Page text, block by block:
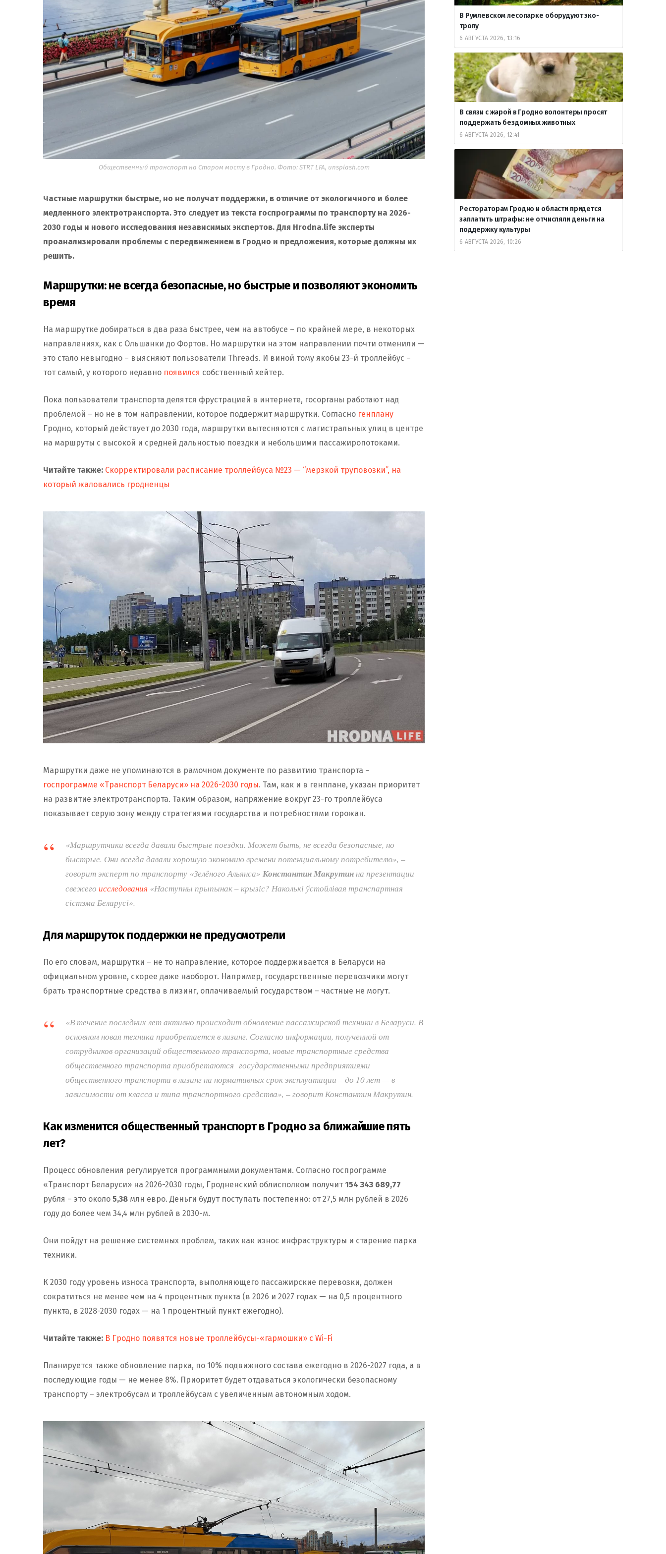
Общественный транспорт на Старом мосту в Гродно. Фото: STRT LFA, unsplash.com
Частные маршрутки быстрые, но не получат поддержки, в отличие от экологичного и более
медленного электротранспорта. Это следует из текста госпрограммы по транспорту на 2026-
2030 годы и нового исследования независимых экспертов. Для Hrodna.life эксперты
проанализировали проблемы с передвижением в Гродно и предложения, которые должны их
решить.
Маршрутки: не всегда безопасные, но быстрые и позволяют экономить
время
На маршрутке добираться в два раза быстрее, чем на автобусе – по крайней мере, в некоторых
направлениях, как с Ольшанки до Фортов. Но маршрутки на этом направлении почти отменили —
это стало невыгодно – выясняют пользователи Threads. И виной тому якобы 23-й троллейбус –
тот самый, у которого недавно появился собственный хейтер.
Пока пользователи транспорта делятся фрустрацией в интернете, госорганы работают над
проблемой – но не в том направлении, которое поддержит маршрутки. Согласно генплану
Гродно, который действует до 2030 года, маршрутки вытесняются с магистральных улиц в центре
на маршруты с высокой и средней дальностью поездки и небольшими пассажиропотоками.
Читайте также: Скорректировали расписание троллейбуса №23 — “мерзкой труповозки”, на
который жаловались гродненцы
Маршрутки даже не упоминаются в рамочном документе по развитию транспорта –
госпрограмме «Транспорт Беларуси» на 2026-2030 годы. Там, как и в генплане, указан приоритет
на развитие электротранспорта. Таким образом, напряжение вокруг 23-го троллейбуса
показывает серую зону между стратегиями государства и потребностями горожан.
«Маршрутчики всегда давали быстрые поездки. Может быть, не всегда безопасные, но
быстрые. Они всегда давали хорошую экономию времени потенциальному потребителю», –
говорит эксперт по транспорту «Зелёного Альянса» Константин Макрутинна презентации
свежего исследования «Наступны прыпынак – крызіс? Наколькі ўстойлівая транспартная
сістэма Беларусі».
Для маршруток поддержки не предусмотрели
По его словам, маршрутки – не то направление, которое поддерживается в Беларуси на
официальном уровне, скорее даже наоборот. Например, государственные перевозчики могут
брать транспортные средства в лизинг, оплачиваемый государством – частные не могут.
«В течение последних лет активно происходит обновление пассажирской техники в Беларуси. В
основном новая техника приобретается в лизинг. Согласно информации, полученной от
сотрудников организаций общественного транспорта, новые транспортные средства
общественного транспорта приобретаются государственными предприятиями
общественного транспорта в лизинг на нормативных срок эксплуатации – до 10 лет — в
зависимости от класса и типа транспортного средства», – говорит Константин Макрутин.
Как изменится общественный транспорт в Гродно за ближайшие пять
лет?
Процесс обновления регулируется программными документами. Согласно госпрограмме
«Транспорт Беларуси» на 2026-2030 годы, Гродненский облисполком получит154 343 689,77
рубля – это около 5,38 млн евро. Деньги будут поступать постепенно: от 27,5 млн рублей в 2026
году до более чем 34,4 млн рублей в 2030-м.
Они пойдут на решение системных проблем, таких как износ инфраструктуры и старение парка
техники.
К 2030 году уровень износа транспорта, выполняющего пассажирские перевозки, должен
сократиться не менее чем на 4 процентных пункта (в 2026 и 2027 годах — на 0,5 процентного
пункта, в 2028-2030 годах — на 1 процентный пункт ежегодно).
Читайте также: В Гродно появятся новые троллейбусы-«гармошки» с Wi-Fi
Планируется также обновление парка, по 10% подвижного состава ежегодно в 2026-2027 года, а в
последующие годы — не менее 8%. Приоритет будет отдаваться экологически безопасному
транспорту – электробусам и троллейбусам с увеличенным автономным ходом.
В Румлевском лесопарке оборудуют эко-
тропу
6 АВГУСТА 2026, 13:16
В связи с жарой в Гродно волонтеры просят
поддержать бездомных животных
6 АВГУСТА 2026, 12:41
Рестораторам Гродно и области придется
заплатить штрафы: не отчисляли деньги на
поддержку культуры
6 АВГУСТА 2026, 10:26